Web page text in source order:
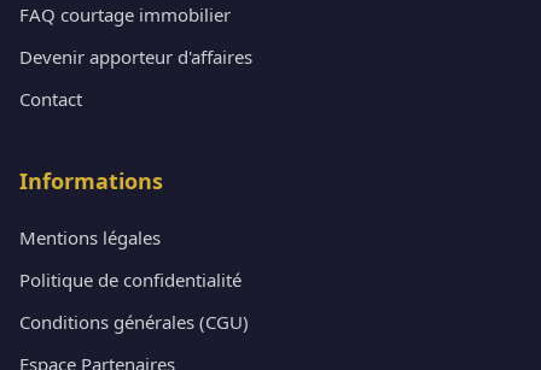
FAQ courtage immobilier
Devenir apporteur d'affaires
Contact
Informations
Mentions légales
Politique de confidentialité
Conditions générales (CGU)
Espace Partenaires